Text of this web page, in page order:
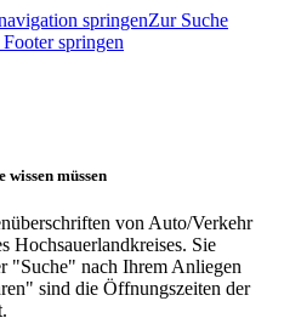
springenZur Suche
springen
wissen müssen
von Auto/Verkehr
Hochsauerlandkreises. Sie
"Suche" nach Ihrem Anliegen
sind die Öffnungszeiten der